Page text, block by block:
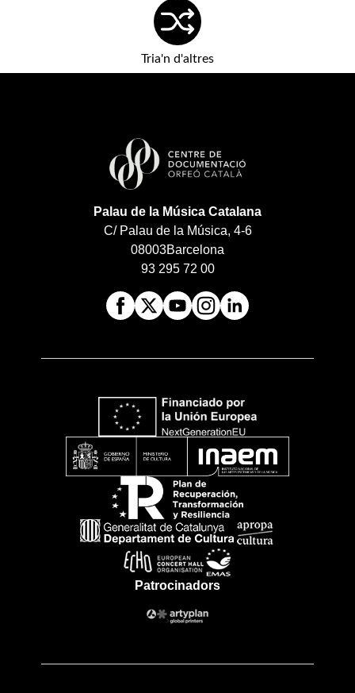
Tria'n d'altres
Palau de la Música Catalana
C/ Palau de la Música, 4-6
08003Barcelona
93 295 72 00
Patrocinadors